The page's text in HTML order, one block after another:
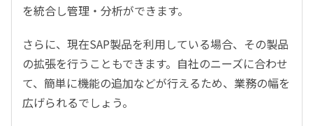
を統合し管理・分析ができます。
さらに、現在SAP製品を利用している場合、その製品
の拡張を行うこともできます。自社のニーズに合わせ
て、簡単に機能の追加などが行えるため、業務の幅を
広げられるでしょう。